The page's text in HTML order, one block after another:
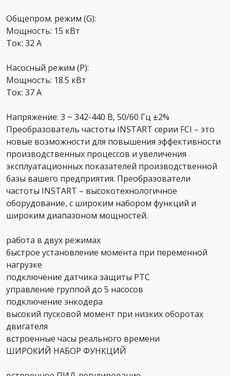
Общепром. режим (G):
Мощность: 15 кВт
Ток: 32 А
Насосный режим (P):
Мощность: 18.5 кВт
Ток: 37 А
Напряжение: 3 ~ 342-440 В, 50/60 Гц ±2%
Преобразователь частоты INSTART серии FCI – это
новые возможности для повышения эффективности
производственных процессов и увеличения
эксплуатационных показателей производственной
базы вашего предприятия. Преобразователи
частоты INSTART – высокотехнологичное
оборудование, с широким набором функций и
широким диапазоном мощностей.
работа в двух режимах
быстрое установление момента при переменной
нагрузке
подключение датчика защиты PTC
управление группой до 5 насосов
подключение энкодера
высокий пусковой момент при низких оборотах
двигателя
встроенные часы реального времени
ШИРОКИЙ НАБОР ФУНКЦИЙ